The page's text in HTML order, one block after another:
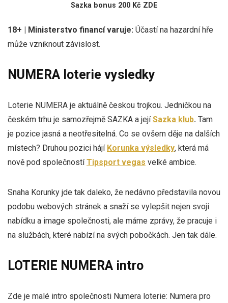
Sazka bonus 200 Kč ZDE
18+ | Ministerstvo financí varuje: Účastí na hazardní hře
může vzniknout závislost.
NUMERA loterie vysledky
Loterie NUMERA je aktuálně českou trojkou. Jedničkou na
českém trhu je samozřejmě SAZKA a jejíSazka klub. Tam
je pozice jasná a neotřesitelná. Co se ovšem děje na dalších
místech? Druhou pozici hájí Korunka výsledky, která má
nově pod společnostíTipsport vegas velké ambice.
Snaha Korunky jde tak daleko, že nedávno představila novou
podobu webových stránek a snaží se vylepšit nejen svoji
nabídku a image společnosti, ale máme zprávy, že pracuje i
na službách, které nabízí na svých pobočkách. Jen tak dále.
LOTERIE NUMERA intro
Zde je malé intro společnosti Numera loterie: Numera pro